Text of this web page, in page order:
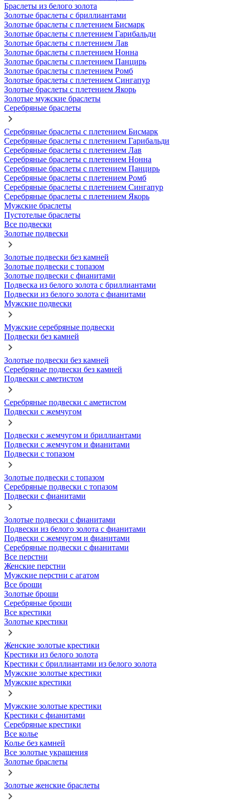
Браслеты из белого золота
Золотые браслеты с бриллиантами
Золотые браслеты с плетением Бисмарк
Золотые браслеты с плетением Гарибальди
Золотые браслеты с плетением Лав
Золотые браслеты с плетением Нонна
Золотые браслеты с плетением Панцирь
Золотые браслеты с плетением Ромб
Золотые браслеты с плетением Сингапур
Золотые браслеты с плетением Якорь
Золотые мужские браслеты
Серебряные браслеты
Серебряные браслеты с плетением Бисмарк
Серебряные браслеты с плетением Гарибальди
Серебряные браслеты с плетением Лав
Серебряные браслеты с плетением Нонна
Серебряные браслеты с плетением Панцирь
Серебряные браслеты с плетением Ромб
Серебряные браслеты с плетением Сингапур
Серебряные браслеты с плетением Якорь
Мужские браслеты
Пустотелые браслеты
Все подвески
Золотые подвески
Золотые подвески без камней
Золотые подвески с топазом
Золотые подвески с фианитами
Подвеска из белого золота с бриллиантами
Подвески из белого золота с фианитами
Мужские подвески
Мужские серебряные подвески
Подвески без камней
Золотые подвески без камней
Серебряные подвески без камней
Подвески с аметистом
Серебряные подвески с аметистом
Подвески с жемчугом
Подвески с жемчугом и бриллиантами
Подвески с жемчугом и фианитами
Подвески с топазом
Золотые подвески с топазом
Серебряные подвески с топазом
Подвески с фианитами
Золотые подвески с фианитами
Подвески из белого золота с фианитами
Подвески с жемчугом и фианитами
Серебряные подвески с фианитами
Все перстни
Женские перстни
Мужские перстни с агатом
Все броши
Золотые броши
Серебряные броши
Все крестики
Золотые крестики
Женские золотые крестики
Крестики из белого золота
Крестики с бриллиантами из белого золота
Мужские золотые крестики
Мужские крестики
Мужские золотые крестики
Крестики с фианитами
Серебряные крестики
Все колье
Колье без камней
Все золотые украшения
Золотые браслеты
Золотые женские браслеты